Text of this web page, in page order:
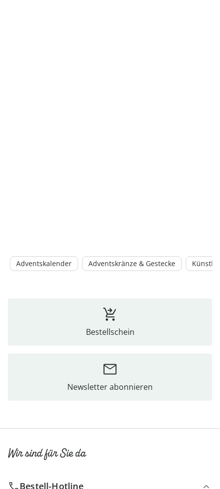
Adventskalender Adventskränze & Gestecke
Bestellschein
Newsletter abonnieren
Wir sind für Sie da
Bestell-Hotline